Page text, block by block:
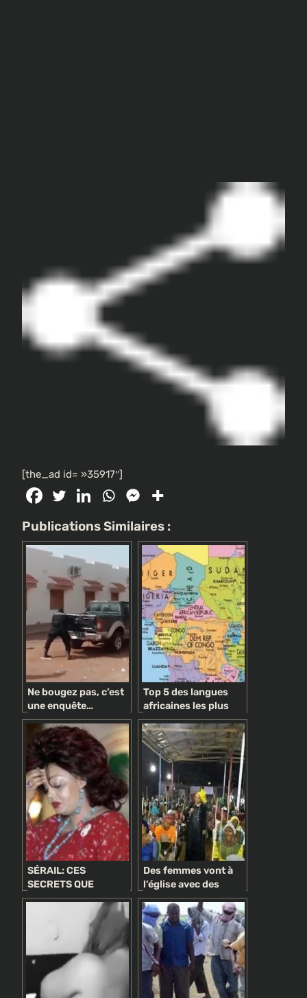
[the_ad id= »35917″]
Publications Similaires :
Ne bougez pas, c’est
une enquête…
politique !
Top 5 des langues
africaines les plus
populaires que tout
le monde doit
apprendre
SÉRAIL: CES
SECRETS QUE
CHANTAL BIYA A
VOULU CACHER AUX
CAMEROUNAIS
Des femmes vont à
l’église avec des
bâtons pour fouetter
les «maris spirituels»